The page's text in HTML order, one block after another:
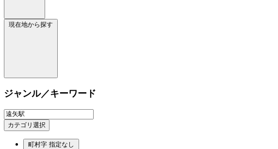
現在地から探す
ジャンル／キーワード
カテゴリ選択
町村字 指定なし